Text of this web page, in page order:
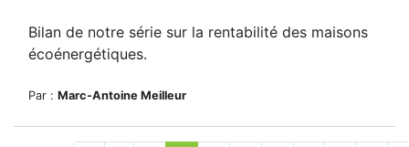
Bilan de notre série sur la rentabilité des maisons
écoénergétiques.
Par : Marc-Antoine Meilleur